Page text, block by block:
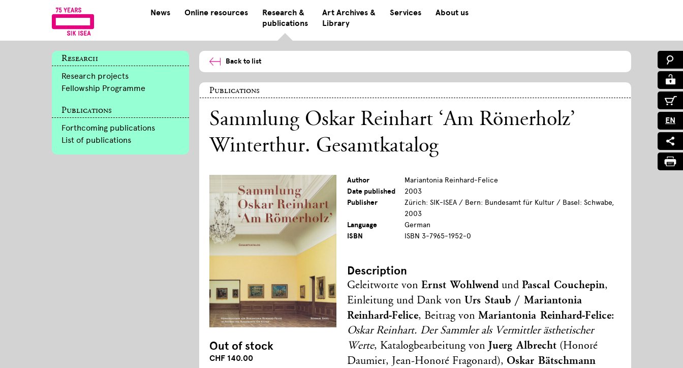
News Online resources
Research &
publications
Art Archives &
Library
Services About us
EN
Research
Research projects
Fellowship Programme
Publications
Forthcoming publications
List of publications
Back to list
Publications
Sammlung Oskar Reinhart ‘Am Römerholz’
Winterthur. Gesamtkatalog
Out of stock
CHF 140.00
Author
Mariantonia Reinhard-Felice
Date published
2003
Publisher
Zürich: SIK-ISEA / Bern: Bundesamt für Kultur / Basel: Schwabe,
2003
Language
German
ISBN
ISBN 3-7965-1952-0
Description
Geleitworte vonErnst Wohlwend undPascal Couchepin,
Einleitung und Dank von Urs Staub / Mariantonia
Reinhard-Felice, Beitrag vonMariantonia Reinhard-Felice:
Oskar Reinhart. Der Sammler als Vermittler ästhetischer
Werte, Katalogbearbeitung von Juerg Albrecht (Honoré
Daumier, Jean-Honoré Fragonard), Oskar Bätschmann